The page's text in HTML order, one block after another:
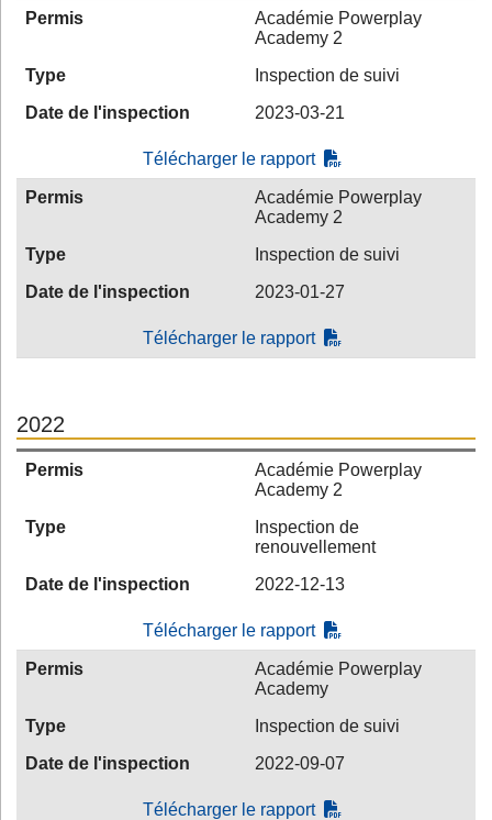
Permis
Académie Powerplay
Academy 2
Type
Inspection de suivi
Date de l'inspection
2023-03-21
Télécharger le rapport
Permis
Académie Powerplay
Academy 2
Type
Inspection de suivi
Date de l'inspection
2023-01-27
Télécharger le rapport
2022
Permis
Académie Powerplay
Academy 2
Type
Inspection de
renouvellement
Date de l'inspection
2022-12-13
Télécharger le rapport
Permis
Académie Powerplay
Academy
Type
Inspection de suivi
Date de l'inspection
2022-09-07
Télécharger le rapport